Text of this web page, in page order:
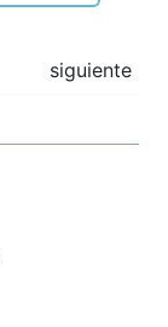
siguiente